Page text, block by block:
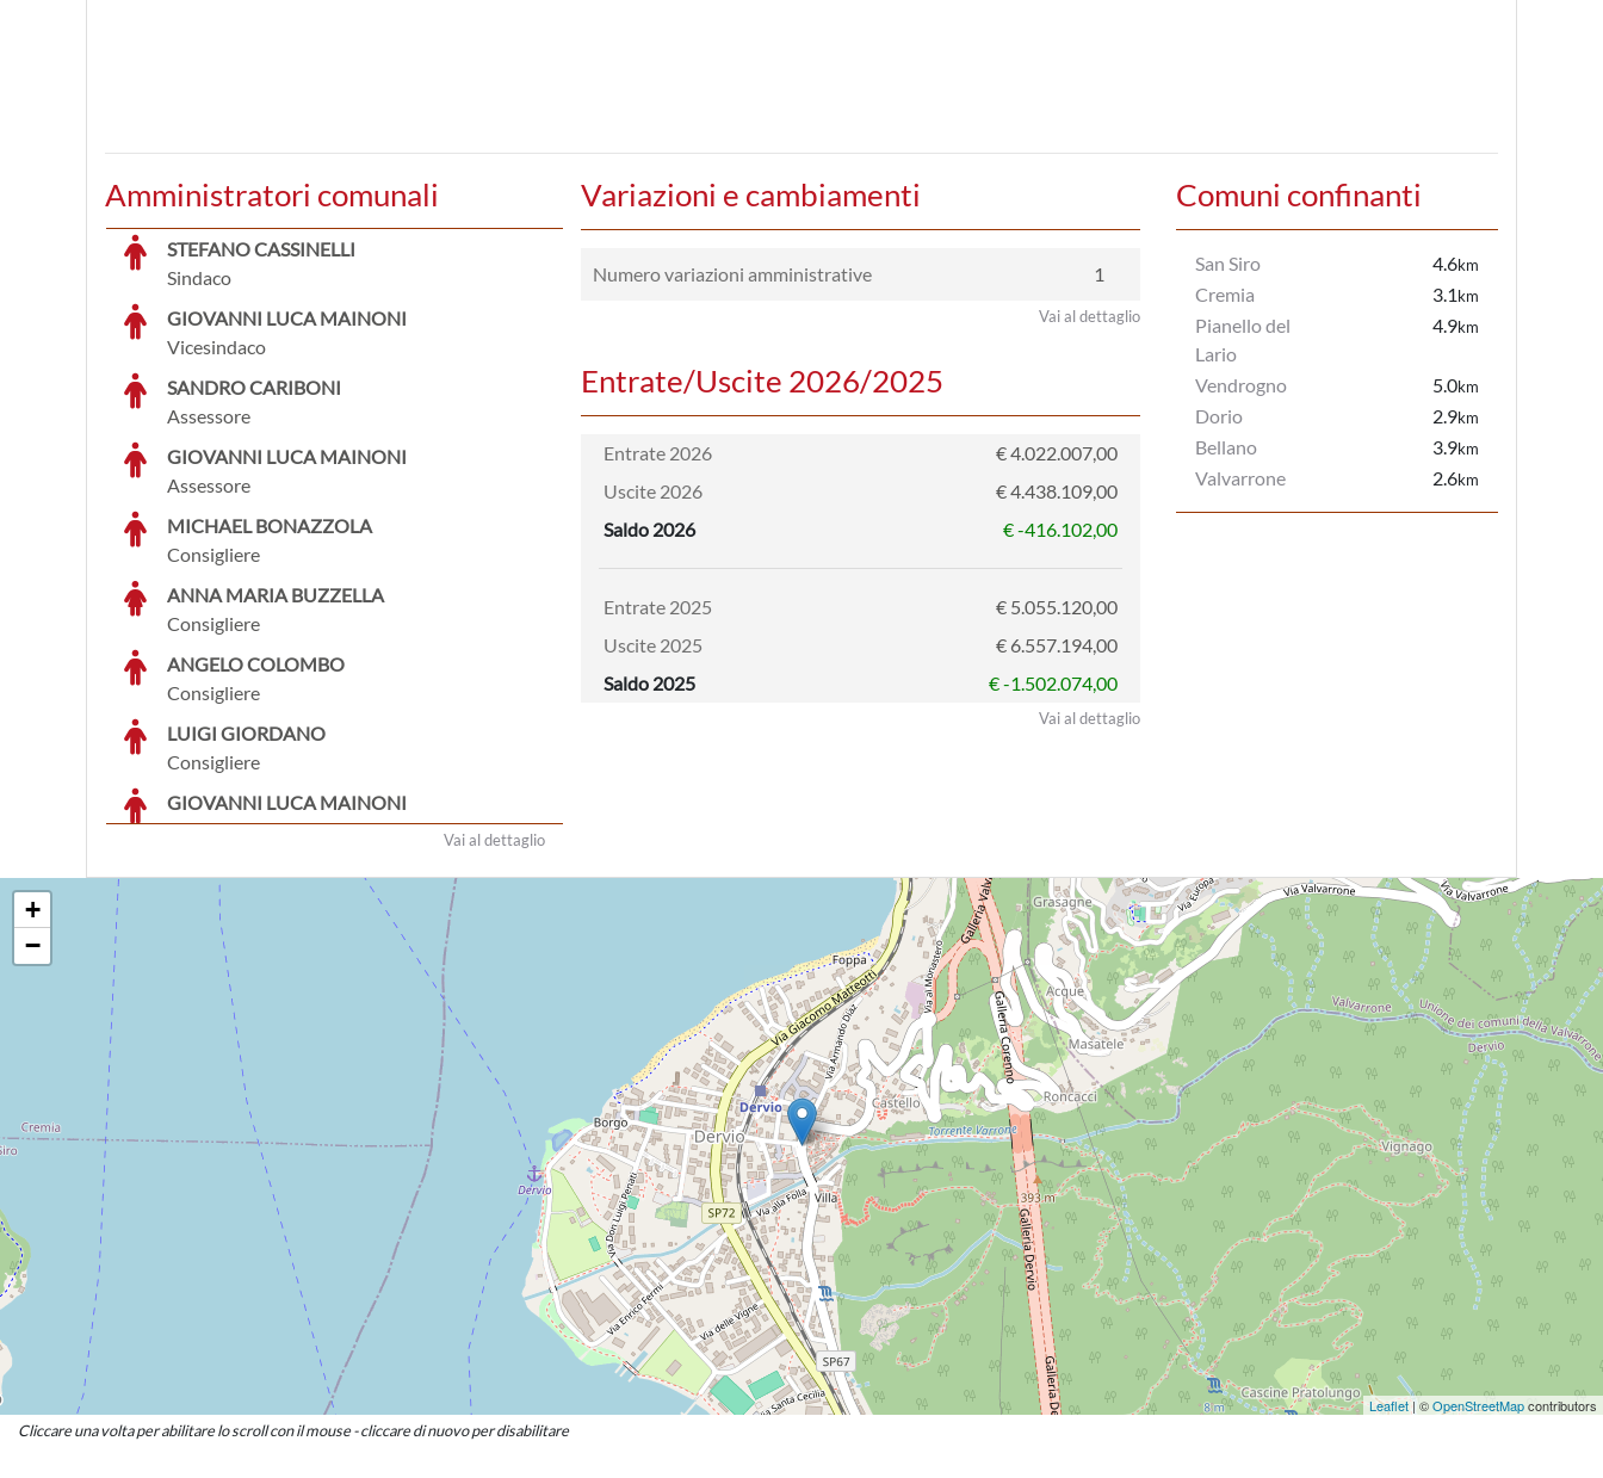
Amministratori comunali
STEFANO CASSINELLI
Sindaco
GIOVANNI LUCA MAINONI
Vicesindaco
SANDRO CARIBONI
Assessore
GIOVANNI LUCA MAINONI
Assessore
MICHAEL BONAZZOLA
Consigliere
ANNA MARIA BUZZELLA
Consigliere
ANGELO COLOMBO
Consigliere
LUIGI GIORDANO
Consigliere
GIOVANNI LUCA MAINONI
Consigliere
DAVIDE MEVI
Consigliere
ANNA PANDIANI
Consigliere
MICHELE RUSCONI
Consigliere
ANGELO SANDONINI
Consigliere
JACOPO TAGLIABUE
Vai al dettaglio
Variazioni e cambiamenti
Numero variazioni amministrative 1
Vai al dettaglio
Entrate/Uscite 2026/2025
Entrate 2026
€ 4.022.007,00
Uscite 2026
€ 4.438.109,00
Saldo 2026
€ -416.102,00
Entrate 2025
€ 5.055.120,00
Uscite 2025
€ 6.557.194,00
Saldo 2025
€ -1.502.074,00
Vai al dettaglio
Comuni confinanti
San Siro 4.6km
Cremia 3.1km
Pianello del
Lario
4.9km
Vendrogno 5.0km
Dorio 2.9km
Bellano 3.9km
Valvarrone 2.6km
+
−
Leaflet| ©OpenStreetMapcontributors
Cliccare una volta per abilitare lo scroll con il mouse - cliccare di nuovo per disabilitare